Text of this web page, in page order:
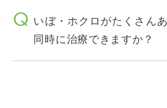
いぼ・ホクロがたくさん
同時に治療できますか？